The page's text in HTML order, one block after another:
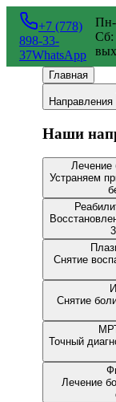
+7 (778)
898-33-
37WhatsApp
Пн-
Сб:
Главная
Направления
Наши
Лечение
Устраняем
Снятие
Снятие
Точный
Лечение